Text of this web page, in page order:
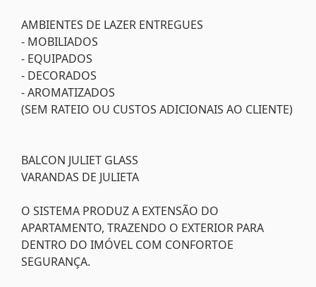
AMBIENTES DE LAZER ENTREGUES
- MOBILIADOS
- EQUIPADOS
- DECORADOS
- AROMATIZADOS
(SEM RATEIO OU CUSTOS ADICIONAIS AO CLIENTE)
BALCON JULIET GLASS
VARANDAS DE JULIETA
O SISTEMA PRODUZ A EXTENSÃO DO
APARTAMENTO, TRAZENDO O EXTERIOR PARA
DENTRO DO IMÓVEL COM CONFORTOE
SEGURANÇA.